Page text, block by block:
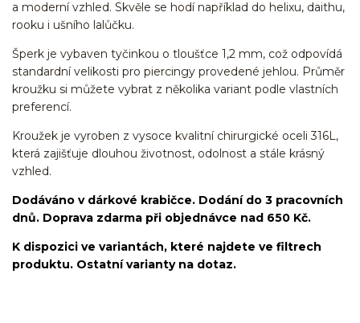
a moderní vzhled. Skvěle se hodí například do helixu, daithu,
rooku i ušního lalůčku.
Šperk je vybaven tyčinkou o tloušťce 1,2 mm, což odpovídá
standardní velikosti pro piercingy provedené jehlou. Průměr
kroužku si můžete vybrat z několika variant podle vlastních
preferencí.
Kroužek je vyroben z vysoce kvalitní chirurgické oceli 316L,
která zajišťuje dlouhou životnost, odolnost a stále krásný
vzhled.
Dodáváno v dárkové krabičce. Dodání do 3 pracovních
dnů. Doprava zdarma při objednávce nad 650 Kč.
K dispozici ve variantách, které najdete ve filtrech
produktu. Ostatní varianty na dotaz.